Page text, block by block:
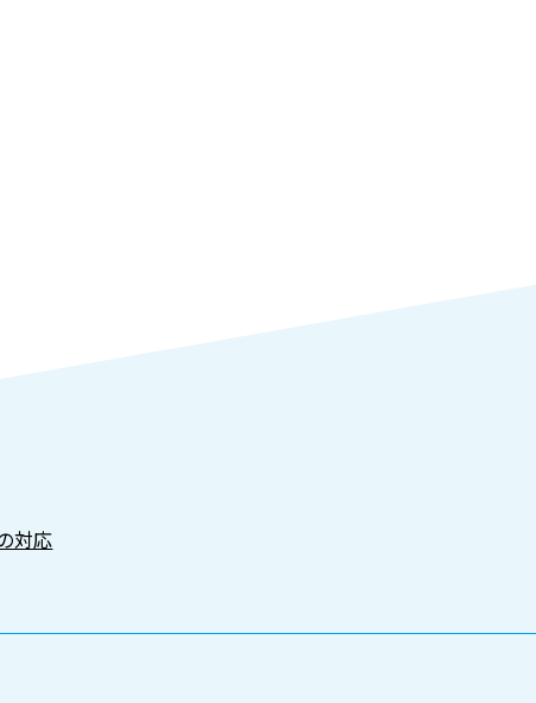
対応